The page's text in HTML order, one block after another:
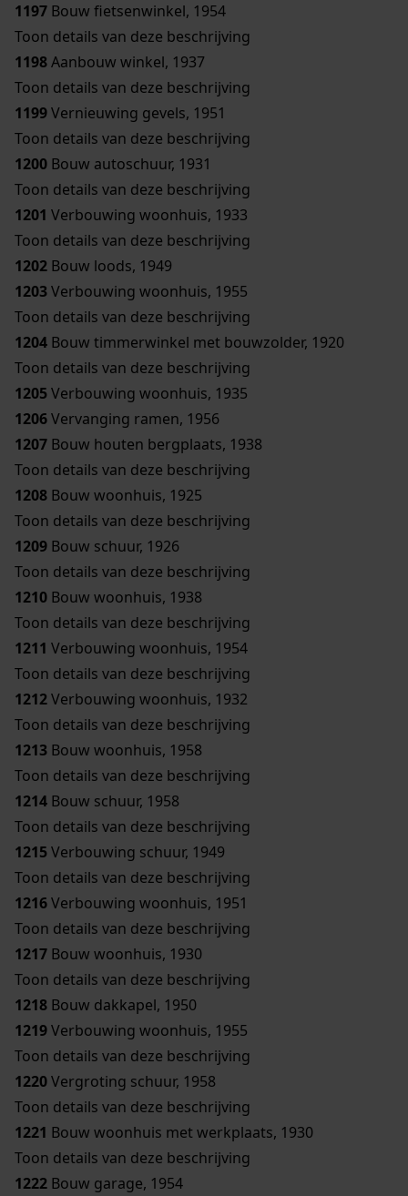
1197 Bouw fietsenwinkel, 1954
Toon details van deze beschrijving
1198Aanbouw winkel, 1937
Toon details van deze beschrijving
1199Vernieuwing gevels, 1951
Toon details van deze beschrijving
1200 Bouw autoschuur, 1931
Toon details van deze beschrijving
1201 Verbouwing woonhuis, 1933
Toon details van deze beschrijving
1202 Bouw loods, 1949
1203Verbouwing woonhuis, 1955
Toon details van deze beschrijving
1204 Bouw timmerwinkel met bouwzolder, 1920
Toon details van deze beschrijving
1205Verbouwing woonhuis, 1935
1206Vervanging ramen, 1956
1207 Bouw houten bergplaats, 1938
Toon details van deze beschrijving
1208 Bouw woonhuis, 1925
Toon details van deze beschrijving
1209 Bouw schuur, 1926
Toon details van deze beschrijving
1210 Bouw woonhuis, 1938
Toon details van deze beschrijving
1211 Verbouwing woonhuis, 1954
Toon details van deze beschrijving
1212Verbouwing woonhuis, 1932
Toon details van deze beschrijving
1213 Bouw woonhuis, 1958
Toon details van deze beschrijving
1214 Bouw schuur, 1958
Toon details van deze beschrijving
1215Verbouwing schuur, 1949
Toon details van deze beschrijving
1216Verbouwing woonhuis, 1951
Toon details van deze beschrijving
1217 Bouw woonhuis, 1930
Toon details van deze beschrijving
1218 Bouw dakkapel, 1950
1219Verbouwing woonhuis, 1955
Toon details van deze beschrijving
1220Vergroting schuur, 1958
Toon details van deze beschrijving
1221 Bouw woonhuis met werkplaats, 1930
Toon details van deze beschrijving
1222 Bouw garage, 1954